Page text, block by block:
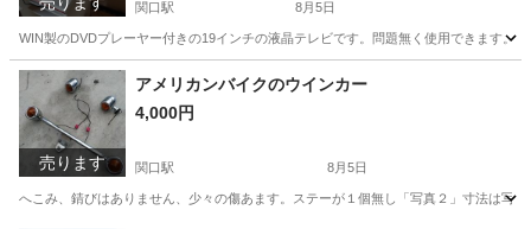
関口駅 8月5日
WIN製のDVDプレーヤー付きの19インチの液晶テレビです。問題無く使用できます。
岐阜 関市 関口駅 テレビ 19インチ
売ります
アメリカンバイクのウインカー
4,000円
関口駅 8月5日
へこみ、錆びはありません、少々の傷あます。ステーが１個無し「写真２」寸法は写